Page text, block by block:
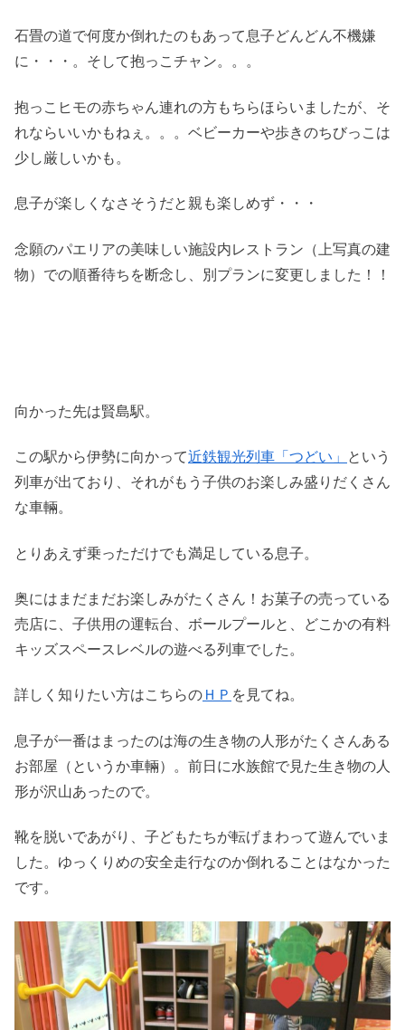
石畳の道で何度か倒れたのもあって息子どんどん不機嫌
に・・・。そして抱っこチャン。。。
抱っこヒモの赤ちゃん連れの方もちらほらいましたが、そ
れならいいかもねぇ。。。ベビーカーや歩きのちびっこは
少し厳しいかも。
息子が楽しくなさそうだと親も楽しめず・・・
念願のパエリアの美味しい施設内レストラン（上写真の建
物）での順番待ちを断念し、別プランに変更しました！！
向かった先は賢島駅。
この駅から伊勢に向かって近鉄観光列車「つどい」
という
列車が出ており、それがもう子供のお楽しみ盛りだくさん
な車輛。
とりあえず乗っただけでも満足している息子。
奥にはまだまだお楽しみがたくさん！お菓子の売っている
売店に、子供用の運転台、ボールプールと、どこかの有料
キッズスペースレベルの遊べる列車でした。
詳しく知りたい方はこちらの ＨＰ を見てね。
息子が一番はまったのは海の生き物の人形がたくさんある
お部屋（というか車輛）。前日に水族館で見た生き物の人
形が沢山あったので。
靴を脱いであがり、子どもたちが転げまわって遊んでいま
した。ゆっくりめの安全走行なのか倒れることはなかった
です。